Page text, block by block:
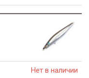
Нет в наличии